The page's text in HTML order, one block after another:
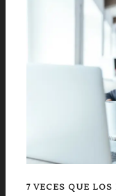
7 VECES QUE